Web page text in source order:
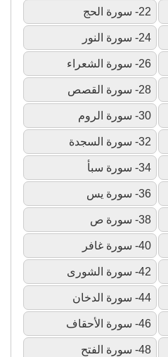
22- سورة الحج
24- سورة النور
26- سورة الشعراء
28- سورة القصص
30- سورة الروم
32- سورة السجدة
34- سورة سبأ
36- سورة يس
38- سورة ص
40- سورة غافر
42- سورة الشورى
44- سورة الدخان
46- سورة الأحقاف
48- سورة الفتح